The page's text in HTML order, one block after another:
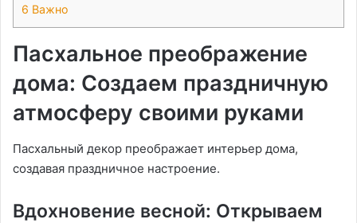
6 Важно
Пасхальное преображение
дома: Создаем праздничную
атмосферу своими руками
Пасхальный декор преображает интерьер дома,
создавая праздничное настроение.
Вдохновение весной: Открываем